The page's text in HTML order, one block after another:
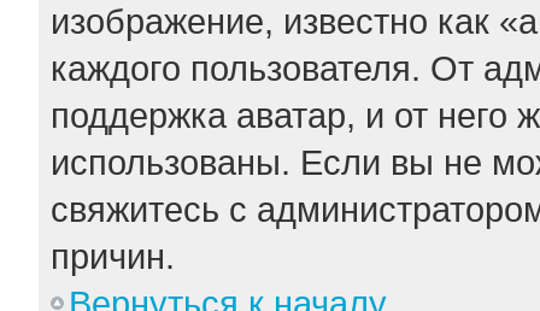
изображение, известно как
каждого пользователя. От
поддержка аватар, и от него
использованы. Если вы не
свяжитесь с
причин.